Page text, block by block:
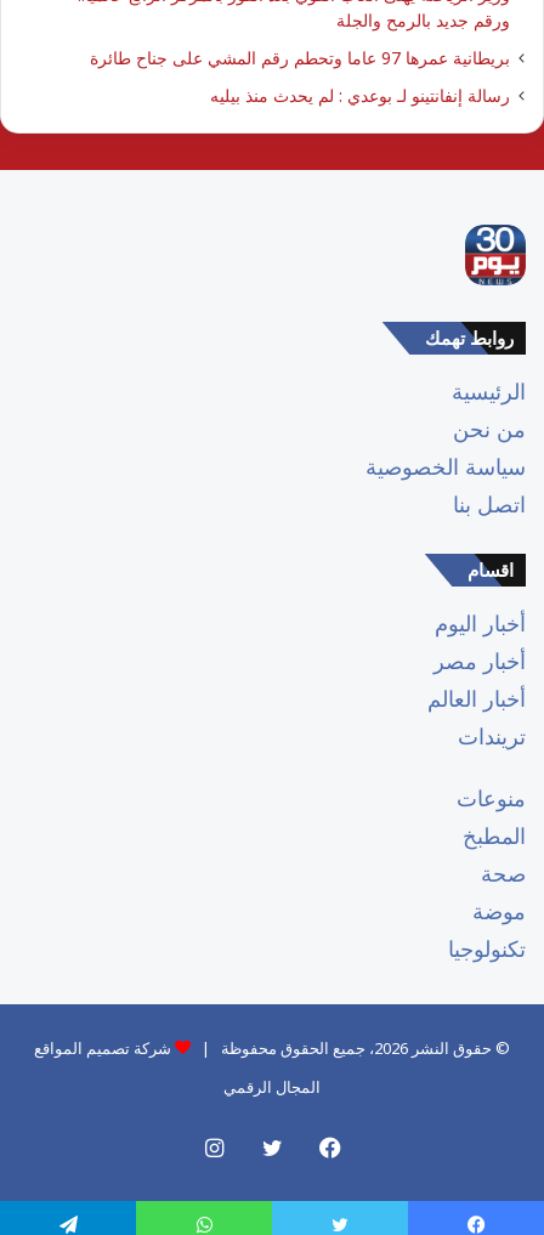
ورقم جديد بالرمح والجلة
بريطانية عمرها 97 عاما وتحطم رقم المشي على جناح طائرة
رسالة إنفانتينو لـ بوعدي : لم يحدث منذ بيليه
روابط تهمك
الرئيسية
من نحن
سياسة الخصوصية
اتصل بنا
اقسام
أخبار اليوم
أخبار مصر
أخبار العالم
تريندات
منوعات
المطبخ
صحة
موضة
تكنولوجيا
© حقوق النشر 2026، جميع الحقوق محفوظة |
شركة تصميم المواقع
المجال الرقمي
فيسبوك تويتر انستقرام